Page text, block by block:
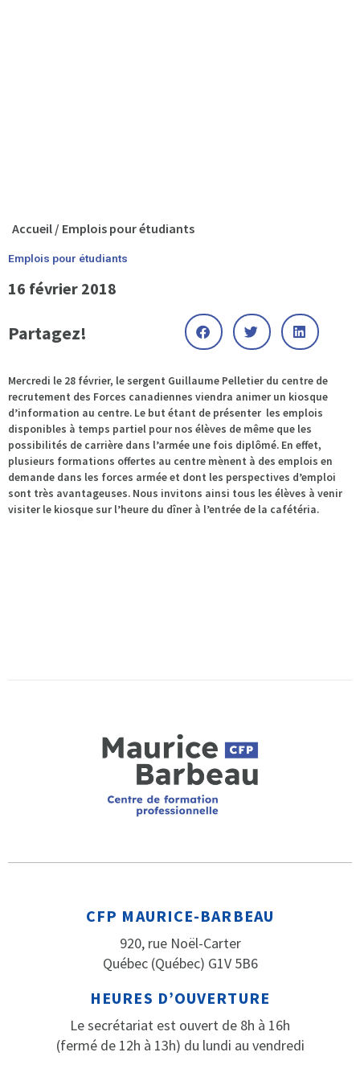
Accueil / Emplois pour étudiants
Emplois pour étudiants
16 février 2018
Partagez!
Mercredi le 28 février, le sergent Guillaume Pelletier du centre de
recrutement des Forces canadiennes viendra animer un kiosque
d’information au centre. Le but étant de présenter les emplois
disponibles à temps partiel pour nos élèves de même que les
possibilités de carrière dans l’armée une fois diplômé. En effet,
plusieurs formations offertes au centre mènent à des emplois en
demande dans les forces armée et dont les perspectives d’emploi
sont très avantageuses. Nous invitons ainsi tous les élèves à venir
visiter le kiosque sur l’heure du dîner à l’entrée de la cafétéria.
CFP MAURICE-BARBEAU
920, rue Noël-Carter
Québec (Québec) G1V 5B6
HEURES D’OUVERTURE
Le secrétariat est ouvert de 8h à 16h
(fermé de 12h à 13h) du lundi au vendredi